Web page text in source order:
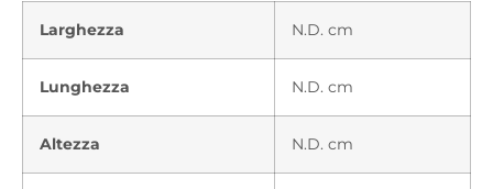
Larghezza N.D. cm
Lunghezza N.D. cm
Altezza N.D. cm